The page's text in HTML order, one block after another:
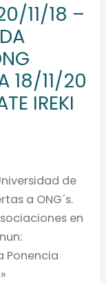
11/18 –
18/11/20
IREKI
de
a ONG´s.
en
Ponencia